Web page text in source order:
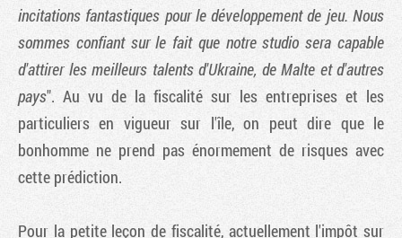
incitations fantastiques pour le développement de jeu. Nous
sommes confiant sur le fait que notre studio sera capable
d'attirer les meilleurs talents d'Ukraine, de Malte et d'autres
pays". Au vu de la fiscalité sur les entreprises et les
particuliers en vigueur sur l'île, on peut dire que le
bonhomme ne prend pas énormement de risques avec
cette prédiction.
Pour la petite leçon de fiscalité, actuellement l'impôt sur